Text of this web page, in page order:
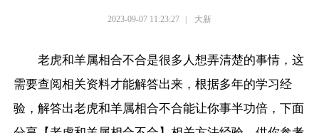
2023-09-07 11:23:27 | 大新
老虎和羊属相合不合是很多人想弄清楚的事情，这
需要查阅相关资料才能解答出来，根据多年的学习经
验，解答出老虎和羊属相合不合能让你事半功倍，下面